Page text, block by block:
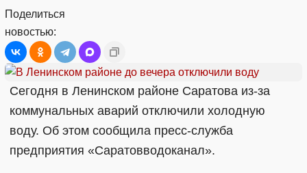
Поделиться
новостью:
Сегодня в Ленинском районе Саратова из-за
коммунальных аварий отключили холодную
воду. Об этом сообщила пресс-служба
предприятия «Саратовводоканал».